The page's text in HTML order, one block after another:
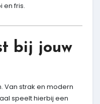
en fris.
bij jouw
Van strak en modern
speelt hierbij een